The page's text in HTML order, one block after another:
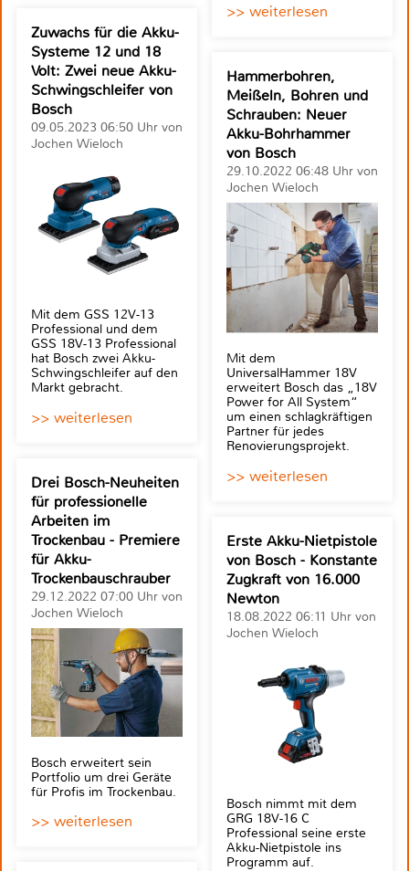
Zuwachs für die Akku-
Systeme 12 und 18
Volt: Zwei neue Akku-
Schwingschleifer von
Bosch
09.05.2023 06:50 Uhr von
Jochen Wieloch
Mit dem GSS 12V-13
Professional und dem
GSS 18V-13 Professional
hat Bosch zwei Akku-
Schwingschleifer auf den
Markt gebracht.
>> weiterlesen
Drei Bosch-Neuheiten
für professionelle
Arbeiten im
Trockenbau - Premiere
für Akku-
Trockenbauschrauber
29.12.2022 07:00 Uhr von
Jochen Wieloch
Bosch erweitert sein
Portfolio um drei Geräte
für Profis im Trockenbau.
>> weiterlesen
>> weiterlesen
Hammerbohren,
Meißeln, Bohren und
Schrauben: Neuer
Akku-Bohrhammer
von Bosch
29.10.2022 06:48 Uhr von
Jochen Wieloch
Mit dem
UniversalHammer 18V
erweitert Bosch das „18V
Power for All System“
um einen schlagkräftigen
Partner für jedes
Renovierungsprojekt.
>> weiterlesen
Erste Akku-Nietpistole
von Bosch - Konstante
Zugkraft von 16.000
Newton
18.08.2022 06:11 Uhr von
Jochen Wieloch
Bosch nimmt mit dem
GRG 18V-16 C
Professional seine erste
Akku-Nietpistole ins
Programm auf.